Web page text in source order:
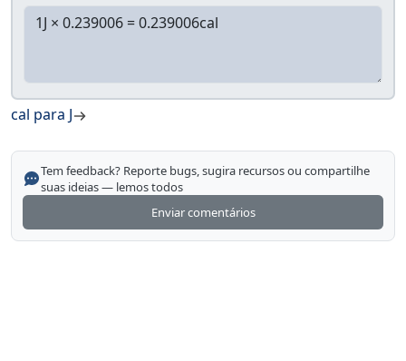
cal para J
Tem feedback? Reporte bugs, sugira recursos ou compartilhe
suas ideias — lemos todos
Enviar comentários